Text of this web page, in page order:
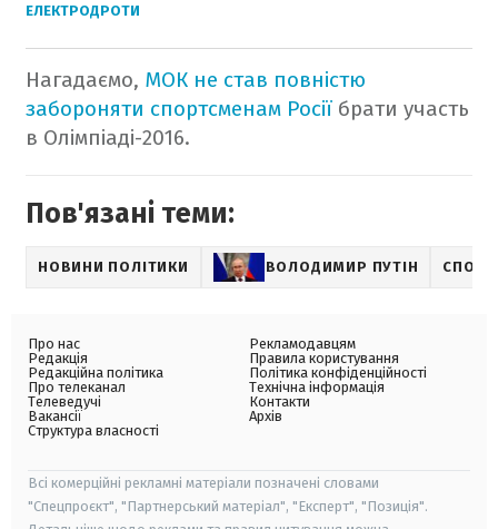
ЕЛЕКТРОДРОТИ
Нагадаємо, МОК не став повністю
забороняти спортсменам Росії брати участь
в Олімпіаді-2016.
Пов'язані теми:
НОВИНИ ПОЛІТИКИ ВОЛОДИМИР ПУТІН СПОРТ
Про нас
Редакція
Редакційна політика
Про телеканал
Телеведучі
Вакансії
Структура власності
Рекламодавцям
Правила користування
Політика конфіденційності
Технічна інформація
Контакти
Архів
Всі комерційні рекламні матеріали позначені словами
"Спецпроєкт", "Партнерський матеріал", "Експерт", "Позиція".